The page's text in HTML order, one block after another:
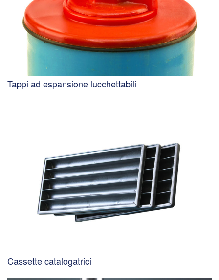
Tappi ad espansione lucchettabili
Cassette catalogatrici